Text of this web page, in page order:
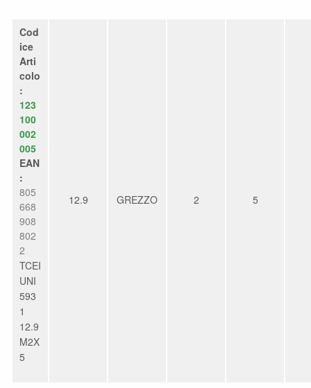
Cod
ice
Arti
colo
:
123
100
002
005
EAN
:
805
668
908
802
2
TCEI
UNI
593
1
12.9
M2X
5
12.9 GREZZO 2 5